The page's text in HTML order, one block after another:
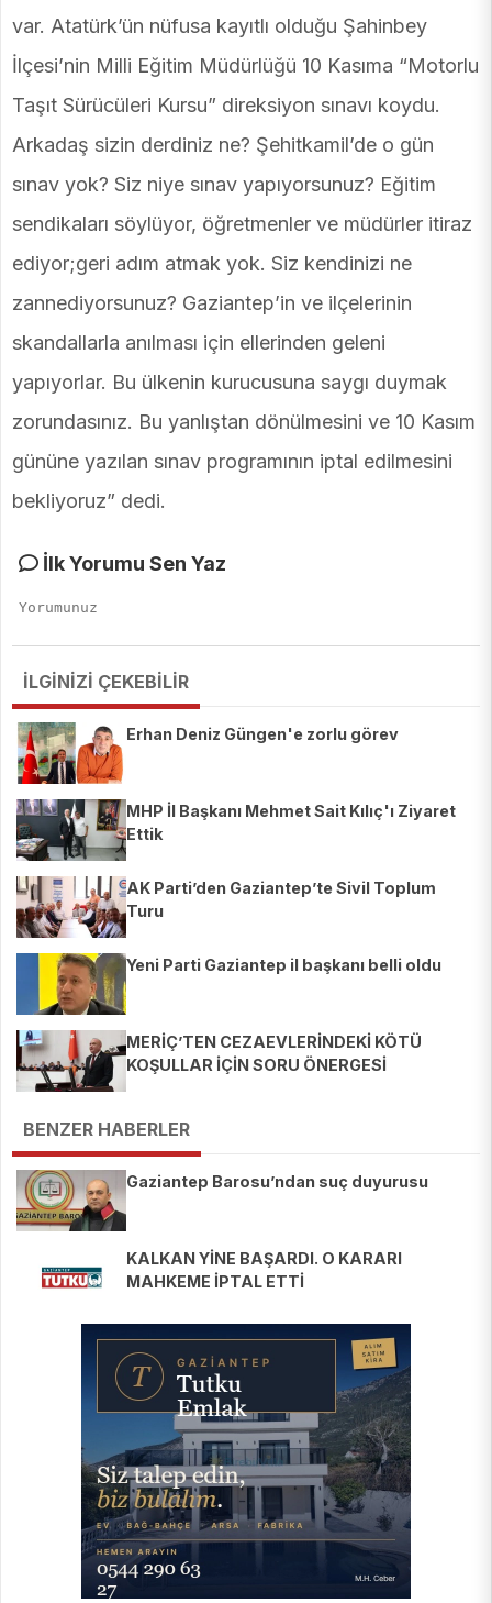
var. Atatürk’ün nüfusa kayıtlı olduğu Şahinbey
İlçesi’nin Milli Eğitim Müdürlüğü 10 Kasıma “Motorlu
Taşıt Sürücüleri Kursu” direksiyon sınavı koydu.
Arkadaş sizin derdiniz ne? Şehitkamil’de o gün
sınav yok? Siz niye sınav yapıyorsunuz? Eğitim
sendikaları söylüyor, öğretmenler ve müdürler itiraz
ediyor;geri adım atmak yok. Siz kendinizi ne
zannediyorsunuz? Gaziantep’in ve ilçelerinin
skandallarla anılması için ellerinden geleni
yapıyorlar. Bu ülkenin kurucusuna saygı duymak
zorundasınız. Bu yanlıştan dönülmesini ve 10 Kasım
gününe yazılan sınav programının iptal edilmesini
bekliyoruz” dedi.
İlk Yorumu Sen Yaz
İLGİNİZİ ÇEKEBİLİR
Erhan Deniz Güngen'e zorlu görev
MHP İl Başkanı Mehmet Sait Kılıç'ı Ziyaret
Ettik
AK Parti’den Gaziantep’te Sivil Toplum
Turu
Yeni Parti Gaziantep il başkanı belli oldu
MERİÇ’TEN CEZAEVLERİNDEKİ KÖTÜ
KOŞULLAR İÇİN SORU ÖNERGESİ
BENZER HABERLER
Gaziantep Barosu’ndan suç duyurusu
KALKAN YİNE BAŞARDI. O KARARI
MAHKEME İPTAL ETTİ